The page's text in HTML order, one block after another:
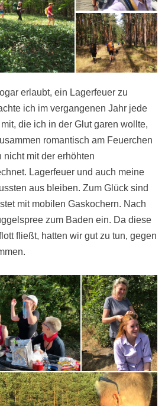
erlaubt, ein Lagerfeuer zu
ich im vergangenen Jahr jede
die ich in der Glut garen wollte,
romantisch am Feuerchen
nicht mit der erhöhten
Lagerfeuer und auch meine
aus bleiben. Zum Glück sind
mit mobilen Gaskochern. Nach
zum Baden ein. Da diese
fließt, hatten wir gut zu tun, gegen